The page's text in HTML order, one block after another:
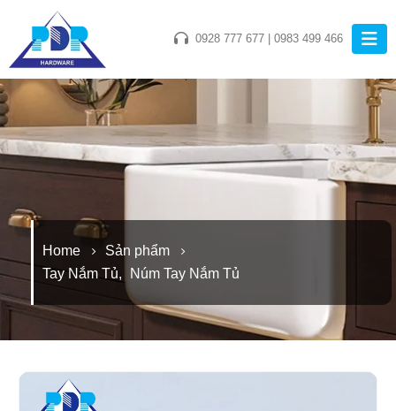
0928 777 677 0983 499 466
Home
Sản phẩm
Tay Nắm Tủ, Núm Tay Nắm Tủ